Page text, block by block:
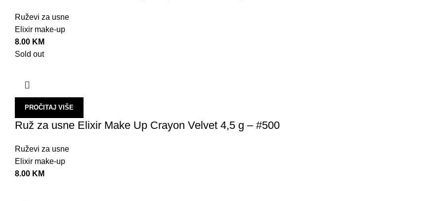
Ruževi za usne
Elixir make-up
8.00 KM
Sold out
PROČITAJ VIŠE
Ruž za usne Elixir Make Up Crayon Velvet 4,5 g – #500
Ruževi za usne
Elixir make-up
8.00 KM